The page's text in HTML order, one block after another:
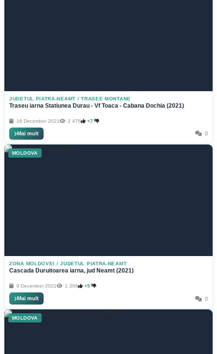
JUDETUL PIATRA-NEAMT /TRASEE MONTANE
Traseu iarna Statiunea Durau - Vf Toaca - Cabana Dochia (2021)
16 December 2021 2 476 +7
Mai mult 0
MOLDOVA
ZONA MOLDOVEI /JUDETUL PIATRA-NEAMT
Cascada Duruitoarea iarna, jud Neamt (2021)
9 December 2021 1 366 +5
Mai mult 0
MOLDOVA